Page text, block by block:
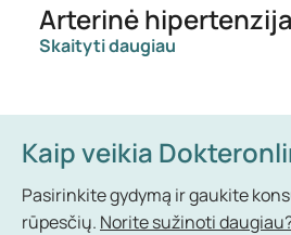
Arterinė hipertenzija
Skaityti daugiau
Kaip veikia
Pasirinkite gydymą ir gaukite
rūpesčių. Norite sužinoti